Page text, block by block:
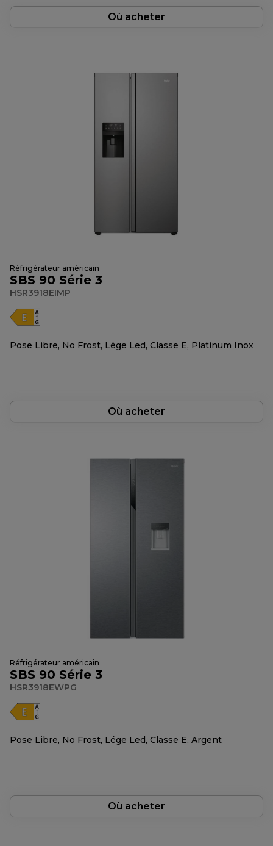
Où acheter
Réfrigérateur américain
SBS 90 Série 3
HSR3918EIMP
Pose Libre, No Frost, Lége Led, Classe E, Platinum Inox
Où acheter
Réfrigérateur américain
SBS 90 Série 3
HSR3918EWPG
Pose Libre, No Frost, Lége Led, Classe E, Argent
Où acheter